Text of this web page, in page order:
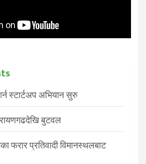
स्टार्टअप अभियान सुरु
बुटवल
फरार प्रतिवादी विमानस्थलबाट